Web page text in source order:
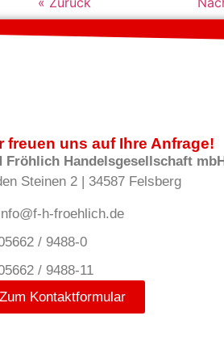
freuen uns auf Ihre Anfrage!
Fröhlich Handelsgesellschaft mbH
Steinen 2 | 34587 Felsberg
h-froehlich.de
/ 9488-0
/ 9488-11
Zum Kontaktformular